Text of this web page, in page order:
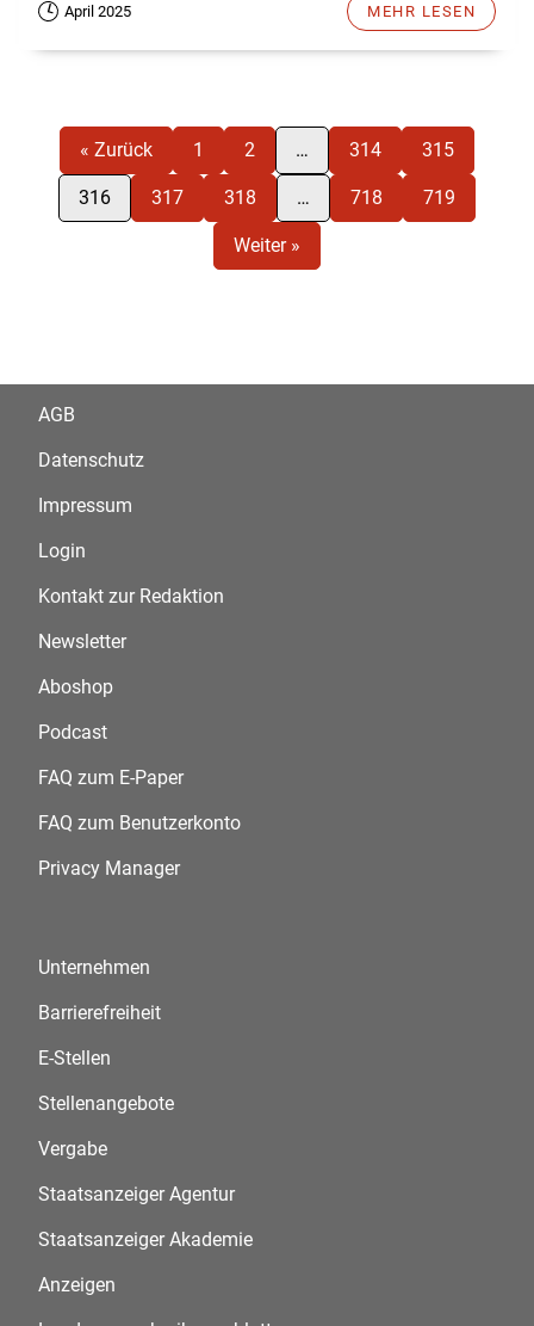
April 2025 MEHR LESEN
« Zurück 1 2 … 314 315
316 317 318 … 718 719
Weiter »
AGB
Datenschutz
Impressum
Login
Kontakt zur Redaktion
Newsletter
Aboshop
Podcast
FAQ zum E-Paper
FAQ zum Benutzerkonto
Privacy Manager
Unternehmen
Barrierefreiheit
E-Stellen
Stellenangebote
Vergabe
Staatsanzeiger Agentur
Staatsanzeiger Akademie
Anzeigen